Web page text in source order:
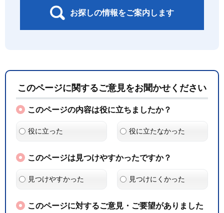
お探しの情報をご案内します
このページに関するご意見をお聞かせください
このページの内容は役に立ちましたか？
役に立った 役に立たなかった
このページは見つけやすかったですか？
見つけやすかった 見つけにくかった
このページに対するご意見・ご要望がありました